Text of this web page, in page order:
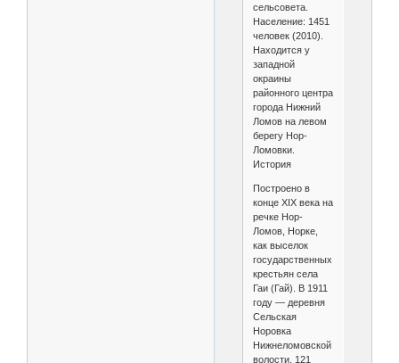
сельсовета.
Население: 1451
человек (2010).
Находится у
западной
окраины
районного центра
города Нижний
Ломов на левом
берегу Нор-
Ломовки.
История
Построено в
конце XIX века на
речке Нор-
Ломов, Норке,
как выселок
государственных
крестьян села
Гаи (Гай). В 1911
году — деревня
Сельская
Норовка
Нижнеломовской
волости, 121